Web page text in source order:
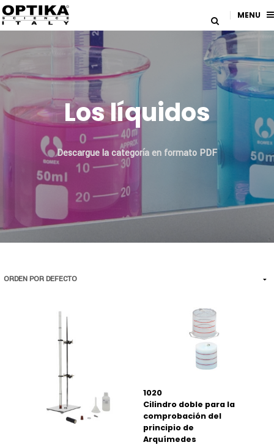
MENU
Los líquidos
Descargue la categoría en formato PDF
1020
Cilindro doble para la
comprobación del
principio de
Arquímedes